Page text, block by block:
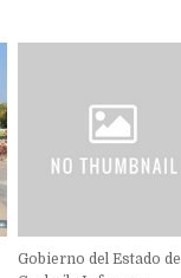
Gobierno del Estado de